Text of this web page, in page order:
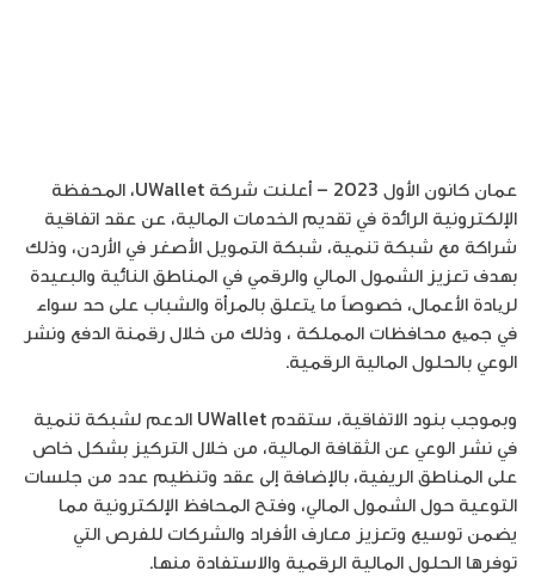
عمان كانون الأول 2023 – أعلنت شركة UWallet، المحفظة
الإلكترونية الرائدة في تقديم الخدمات المالية، عن عقد اتفاقية
شراكة مع شبكة تنمية، شبكة التمويل الأصغر في الأردن، وذلك
بهدف تعزيز الشمول المالي والرقمي في المناطق النائية والبعيدة
لریادة الأعمال، خصوصاً ما یتعلق بالمرأة والشباب على حد سواء
في جمیع محافظات المملكة ، وذلك من خلال رقمنة الدفع ونشر
الوعي بالحلول المالية الرقمية.
وبموجب بنود الاتفاقية، ستقدم UWallet الدعم لشبكة تنمية
في نشر الوعي عن الثقافة المالية، من خلال التركيز بشكل خاص
على المناطق الريفية، بالإضافة إلى عقد وتنظيم عدد من جلسات
التوعية حول الشمول المالي، وفتح المحافظ الإلكترونية مما
يضمن توسيع وتعزيز معارف الأفراد والشركات للفرص التي
توفرها الحلول المالية الرقمية والاستفادة منها.